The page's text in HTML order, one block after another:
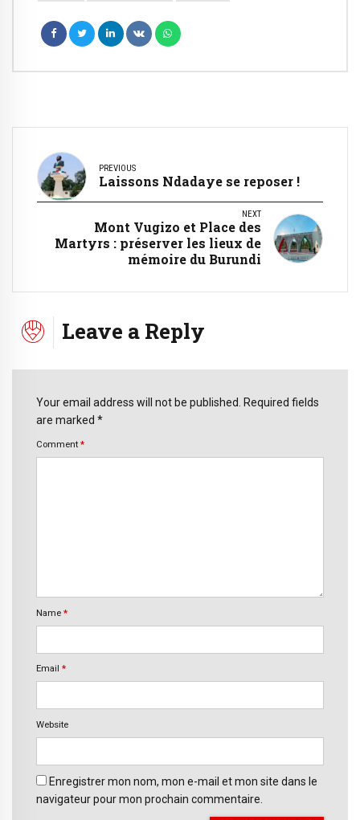
PREVIOUS
Laissons Ndadaye se reposer !
NEXT
Mont Vugizo et Place des
Martyrs : préserver les lieux de
mémoire du Burundi
Leave a Reply
Your email address will not be published. Required fields
are marked *
Comment *
Name *
Email *
Website
Enregistrer mon nom, mon e-mail et mon site dans le
navigateur pour mon prochain commentaire.